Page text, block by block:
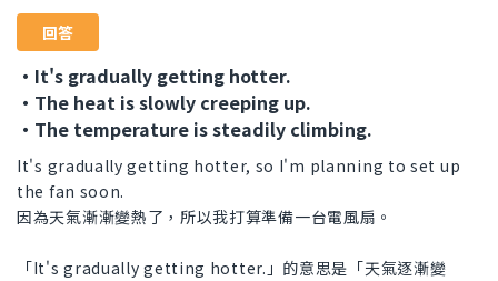
回答
・It's gradually getting hotter.
・The heat is slowly creeping up.
・The temperature is steadily climbing.
It's gradually getting hotter, so I'm planning to set up
the fan soon.
因為天氣漸漸變熱了，所以我打算準備一台電風扇。
「It's gradually getting hotter.」的意思是「天氣逐漸變